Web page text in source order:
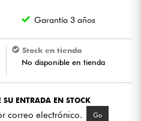
Garantía 3 años
Stock en tienda
No disponible en tienda
SU ENTRADA EN STOCK
correo electrónico. Go